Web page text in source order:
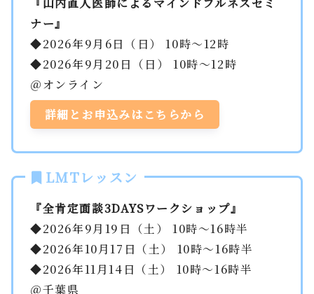
ナー』
◆2026年9月6日（日） 10時～12時
◆2026年9月20日（日） 10時～12時
＠オンライン
詳細とお申込みはこちらから
LMTレッスン
『全肯定面談3DAYSワークショップ』
◆2026年9月19日（土） 10時～16時半
◆2026年10月17日（土） 10時～16時半
◆2026年11月14日（土） 10時～16時半
＠千葉県